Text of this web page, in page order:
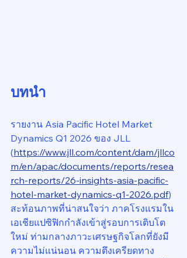
บทนำ
รายงาน Asia Pacific Hotel Market
Dynamics Q1 2026 ของ JLL
(https://www.jll.com/content/dam/jllco
m/en/apac/documents/reports/resea
rch-reports/26-insights-asia-pacific-
hotel-market-dynamics-q1-2026.pdf)
สะท้อนภาพที่น่าสนใจว่า ภาคโรงแรมใน
เอเชียแปซิฟิกกำลังเข้าสู่รอบการเติบโต
ใหม่ ท่ามกลางภาวะเศรษฐกิจโลกที่ยังมี
ความไม่แน่นอน ความตึงเครียดทาง